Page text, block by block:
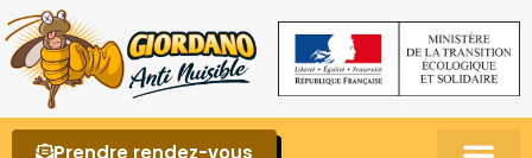
Prendre rendez-vous